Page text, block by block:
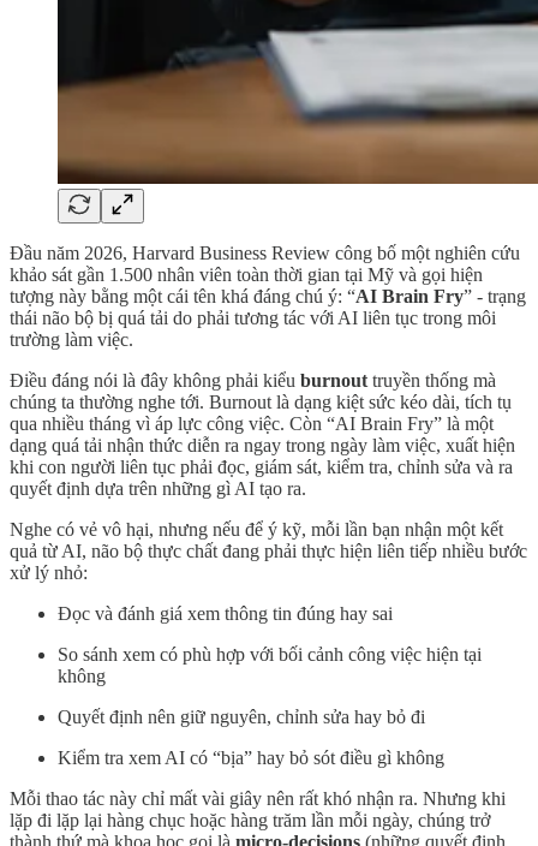
Đầu năm 2026, Harvard Business Review công bố một nghiên cứu
khảo sát gần 1.500 nhân viên toàn thời gian tại Mỹ và gọi hiện
tượng này bằng một cái tên khá đáng chú ý: “AI Brain Fry” - trạng
thái não bộ bị quá tải do phải tương tác với AI liên tục trong môi
trường làm việc.
Điều đáng nói là đây không phải kiểu burnout truyền thống mà
chúng ta thường nghe tới. Burnout là dạng kiệt sức kéo dài, tích tụ
qua nhiều tháng vì áp lực công việc. Còn “AI Brain Fry” là một
dạng quá tải nhận thức diễn ra ngay trong ngày làm việc, xuất hiện
khi con người liên tục phải đọc, giám sát, kiểm tra, chỉnh sửa và ra
quyết định dựa trên những gì AI tạo ra.
Nghe có vẻ vô hại, nhưng nếu để ý kỹ, mỗi lần bạn nhận một kết
quả từ AI, não bộ thực chất đang phải thực hiện liên tiếp nhiều bước
xử lý nhỏ:
Đọc và đánh giá xem thông tin đúng hay sai
So sánh xem có phù hợp với bối cảnh công việc hiện tại
không
Quyết định nên giữ nguyên, chỉnh sửa hay bỏ đi
Kiểm tra xem AI có “bịa” hay bỏ sót điều gì không
Mỗi thao tác này chỉ mất vài giây nên rất khó nhận ra. Nhưng khi
lặp đi lặp lại hàng chục hoặc hàng trăm lần mỗi ngày, chúng trở
thành thứ mà khoa học gọi là micro-decisions (những quyết định